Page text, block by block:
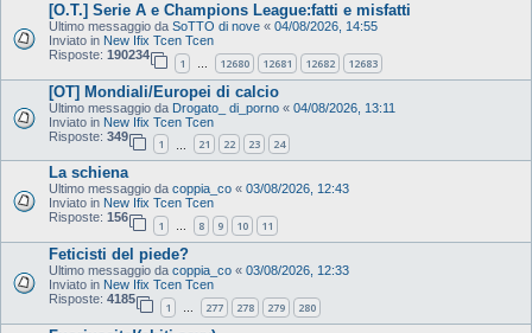
[O.T.] Serie A e Champions League:fatti e misfatti
Ultimo messaggio da SoTTO di nove « 04/08/2026, 14:55
Inviato in New Ifix Tcen Tcen
Risposte: 190234
1 … 12680 12681 12682 12683
[OT] Mondiali/Europei di calcio
Ultimo messaggio da Drogato_ di_porno « 04/08/2026, 13:11
Inviato in New Ifix Tcen Tcen
Risposte: 349
1 21 22 23 24
La schiena
Ultimo messaggio da coppia_co « 03/08/2026, 12:43
Inviato in New Ifix Tcen Tcen
Risposte: 156
1 … 8 9 10 11
Feticisti del piede?
Ultimo messaggio da coppia_co « 03/08/2026, 12:33
Inviato in New Ifix Tcen Tcen
Risposte: 4185
1 … 277 278 279 280